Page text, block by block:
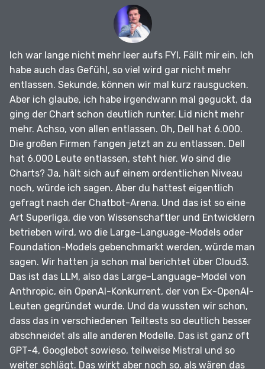
Ich war lange nicht mehr leer aufs FYI. Fällt mir ein. Ich
habe auch das Gefühl, so viel wird gar nicht mehr
entlassen. Sekunde, können wir mal kurz rausgucken.
Aber ich glaube, ich habe irgendwann mal geguckt, da
ging der Chart schon deutlich runter. Lid nicht mehr
mehr. Achso, von allen entlassen. Oh, Dell hat 6.000.
Die großen Firmen fangen jetzt an zu entlassen. Dell
hat 6.000 Leute entlassen, steht hier. Wo sind die
Charts? Ja, hält sich auf einem ordentlichen Niveau
noch, würde ich sagen. Aber du hattest eigentlich
gefragt nach der Chatbot-Arena. Und das ist so eine
Art Superliga, die von Wissenschaftler und Entwicklern
betrieben wird, wo die Large-Language-Models oder
Foundation-Models gebenchmarkt werden, würde man
sagen. Wir hatten ja schon mal berichtet über Cloud3.
Das ist das LLM, also das Large-Language-Model von
Anthropic, ein OpenAI-Konkurrent, der von Ex-OpenAI-
Leuten gegründet wurde. Und da wussten wir schon,
dass das in verschiedenen Teiltests so deutlich besser
abschneidet als alle anderen Modelle. Das ist ganz oft
GPT-4, Googlebot sowieso, teilweise Mistral und so
weiter schlägt. Das wirkt aber noch so, als wären das